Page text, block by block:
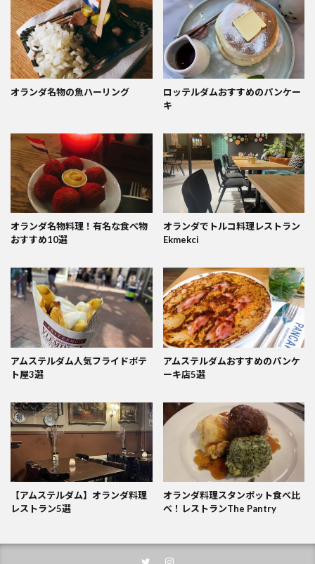
オランダ名物の魚ハーリング
ロッテルダムおすすめのパンケー
キ
オランダ名物料理！有名な食べ物
おすすめ10選
オランダでトルコ料理レストラン
Ekmekci
アムステルダム人気フライドポテ
ト屋3選
アムステルダムおすすめのパンケ
ーキ店5選
【アムステルダム】オランダ料理
レストラン5選
オランダ料理スタンポット食べ比
べ！レストランThe Pantry